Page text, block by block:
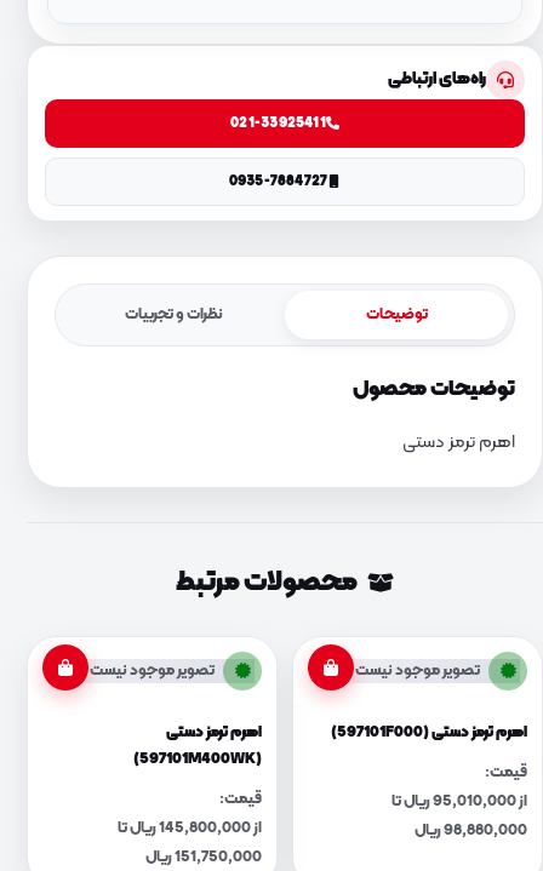
راه‌های ارتباطی
021-33925411
0935-7884727
توضیحات نظرات و تجربیات
توضیحات محصول
اهرم ترمز دستی
محصولات مرتبط
تصویر موجود نیست
اهرم ترمز دستی (597101F000)
قیمت:
از 95,010,000 ریال تا
98,880,000 ریال
تصویر موجود نیست
اهرم ترمز دستی
(597101M400WK)
قیمت:
از 145,800,000 ریال تا
151,750,000 ریال